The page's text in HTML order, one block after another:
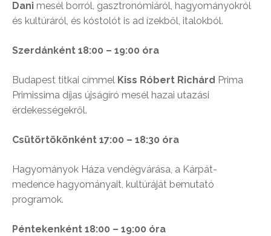
Dani mesél borról, gasztronómiáról, hagyományokról
és kultúráról, és kóstolót is ad ízekből, italokból.
Szerdánként 18:00 – 19:00 óra
Budapest titkai címmel Kiss Róbert Richárd Prima
Primissima díjas újságíró mesél hazai utazási
érdekességekről.
Csütörtökönként 17:00 – 18:30 óra
Hagyományok Háza vendégvárása, a Kárpát-
medence hagyományait, kultúráját bemutató
programok.
Péntekenként 18:00 – 19:00 óra